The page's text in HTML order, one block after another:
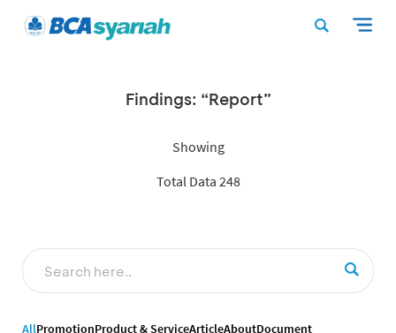
Findings: “Report”
Showing
Total Data 248
AllPromotionProduct & ServiceArticleAboutDocument